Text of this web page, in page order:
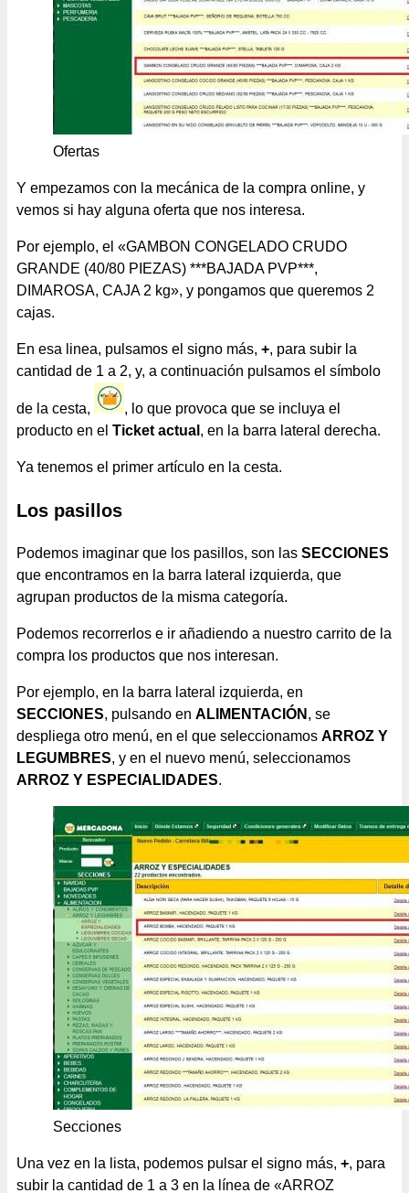
Ofertas
Y empezamos con la mecánica de la compra online, y
vemos si hay alguna oferta que nos interesa.
Por ejemplo, el «GAMBON CONGELADO CRUDO
GRANDE (40/80 PIEZAS) ***BAJADA PVP***,
DIMAROSA, CAJA 2 kg», y pongamos que queremos 2
cajas.
En esa linea, pulsamos el signo más, +, para subir la
cantidad de 1 a 2, y, a continuación pulsamos el símbolo
de la cesta,
, lo que provoca que se incluya el
producto en el Ticket actual , en la barra lateral derecha.
Ya tenemos el primer artículo en la cesta.
Los pasillos
Podemos imaginar que los pasillos, son las SECCIONES
que encontramos en la barra lateral izquierda, que
agrupan productos de la misma categoría.
Podemos recorrerlos e ir añadiendo a nuestro carrito de la
compra los productos que nos interesan.
Por ejemplo, en la barra lateral izquierda, en
SECCIONES, pulsando en ALIMENTACIÓN , se
despliega otro menú, en el que seleccionamos ARROZ Y
LEGUMBRES, y en el nuevo menú, seleccionamos
ARROZ Y ESPECIALIDADES.
Secciones
Una vez en la lista, podemos pulsar el signo más, +, para
subir la cantidad de 1 a 3 en la línea de «ARROZ